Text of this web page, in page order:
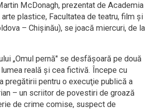
McDonagh, prezentat de Academia
plastice, Facultatea de teatru, film şi
– Chişinău), se joacă miercuri, de la
„Omul pernă" se desfăşoară pe două
reală şi cea fictivă. Începe cu
pregătirii pentru o execuţie publică a
– un scriitor de povestiri de groază
de crime comise, suspect de